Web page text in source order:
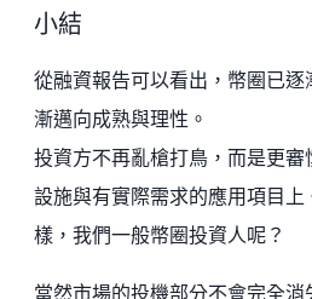
小結
從融資報告可以看出，幣圈已
漸邁向成熟與理性。
投資方不再亂槍打鳥，而是更
設施與有實際需求的應用項目
樣，我們一般幣圈投資人呢？
當然市場的投機部分不會完全